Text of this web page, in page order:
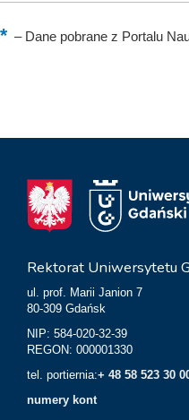
–Dane pobrane z Portalu
Rektorat Uniwersytetu
ul. prof. Marii Janion 7
80-309 Gdańsk
NIP: 584-020-32-39
REGON: 000001330
tel. portiernia:+ 48 58 523 30
numery kont